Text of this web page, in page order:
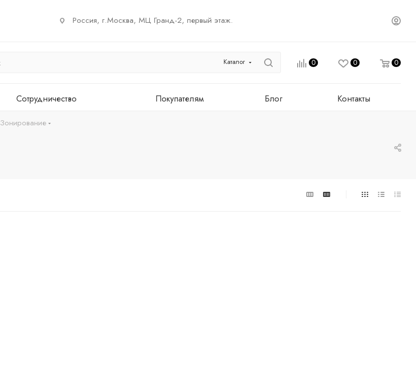
Россия, г.Москва, МЦ Гранд-2, первый этаж.
Каталог 0 0 0
Сотрудничество Покупателям Блог Контакты
Зонирование